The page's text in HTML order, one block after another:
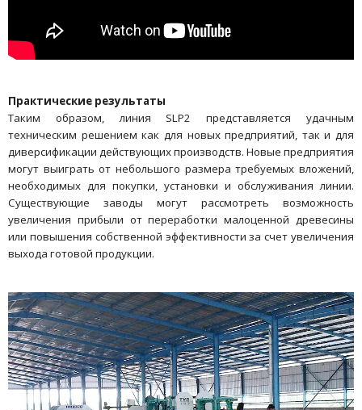
Практические результаты
Таким образом, линия SLP2 представляется удачным
техническим решением как для новых предприятий, так и для
диверсификации действующих производств. Новые предприятия
могут выиграть от небольшого размера требуемых вложений,
необходимых для покупки, установки и обслуживания линии.
Существующие заводы могут рассмотреть возможность
увеличения прибыли от переработки малоценной древесины
или повышения собственной эффективности за счет увеличения
выхода готовой продукции.